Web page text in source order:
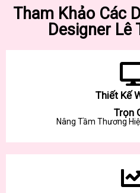
Tham Khảo Các
Designer Lê
Thiết Kế
Trọn
Nâng Tầm Thương